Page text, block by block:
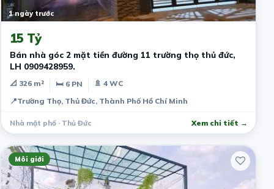
1 ngày trước
15 Tỷ
Bán nhà góc 2 mặt tiền đường 11 trường thọ thủ đức,
LH 0909428959.
📐 326 m² 🛏 6 PN
🚿 4 WC
📍Trường Thọ, Thủ Đức, Thành Phố Hồ Chí Minh
Nhà mặt phố · Thủ Đức Xem chi tiết →
Môi giới